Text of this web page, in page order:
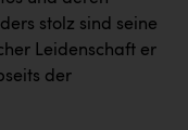
stolz sind seine
Leidenschaft er
der